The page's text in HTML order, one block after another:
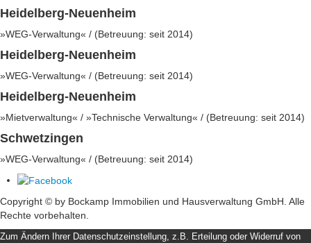
Heidelberg-Neuenheim
»WEG-Verwaltung« / (Betreuung: seit 2014)
Heidelberg-Neuenheim
»WEG-Verwaltung« / (Betreuung: seit 2014)
Heidelberg-Neuenheim
»Mietverwaltung« / »Technische Verwaltung« / (Betreuung: seit 2014)
Schwetzingen
»WEG-Verwaltung« / (Betreuung: seit 2014)
Copyright © by Bockamp Immobilien und Hausverwaltung GmbH. Alle
Rechte vorbehalten.
Zum Ändern Ihrer Datenschutzeinstellung, z.B. Erteilung oder Widerruf von